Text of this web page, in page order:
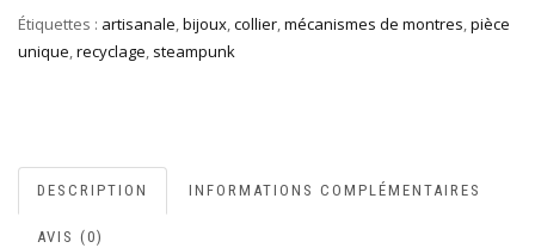
Étiquettes : artisanale,bijoux,collier,mécanismes de montres,pièce
unique,recyclage, steampunk
DESCRIPTION INFORMATIONS COMPLÉMENTAIRES
AVIS (0)